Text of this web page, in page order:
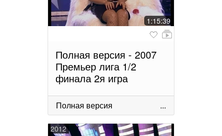
1:15:39
Полная версия - 2007
Премьер лига 1/2
финала 2я игра
Полная версия ...
2012